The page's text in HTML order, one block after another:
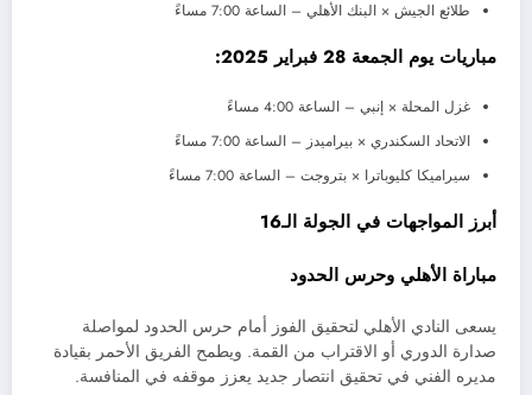
طلائع الجيش × البنك الأهلي – الساعة 7:00 مساءً
مباريات يوم الجمعة 28 فبراير 2025:
غزل المحلة × إنبي – الساعة 4:00 مساءً
الاتحاد السكندري × بيراميدز – الساعة 7:00 مساءً
سيراميكا كليوباترا × بتروجت – الساعة 7:00 مساءً
أبرز المواجهات في الجولة الـ16
مباراة الأهلي وحرس الحدود
يسعى النادي الأهلي لتحقيق الفوز أمام حرس الحدود لمواصلة
صدارة الدوري أو الاقتراب من القمة. ويطمح الفريق الأحمر بقيادة
مديره الفني في تحقيق انتصار جديد يعزز موقفه في المنافسة.